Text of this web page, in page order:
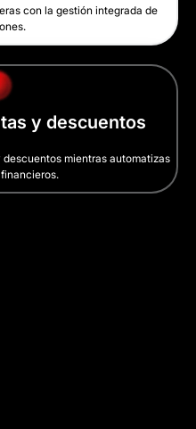
con la gestión integrada de
y descuentos
mientras automatizas